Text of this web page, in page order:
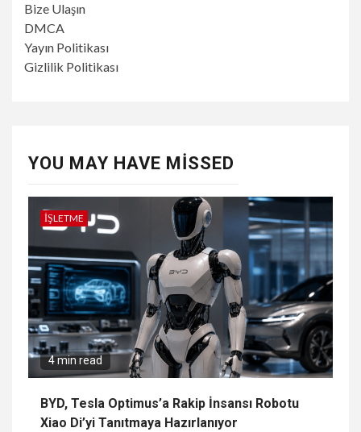
Bize Ulaşın
DMCA
Yayın Politikası
Gizlilik Politikası
YOU MAY HAVE MISSED
İŞLETME
4 min read
BYD, Tesla Optimus’a Rakip İnsansı Robotu
Xiao Di’yi Tanıtmaya Hazırlanıyor